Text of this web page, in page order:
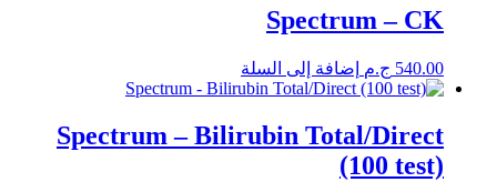
Spectrum – CK
540.00 ج.م إضافة إلى السلة
Spectrum – Bilirubin Total/Direct
(100 test)